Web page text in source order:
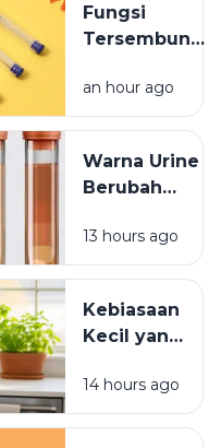
Dipikirkan
Fungsi
Tersembunyi
pada Tutup
Pulpen
an hour ago
Warna Urine
Berubah
Minum
Vitamin? Ini
Penjelasannya
13 hours ago
Kebiasaan
Kecil yang
Vitamin
Tidak
14 hours ago